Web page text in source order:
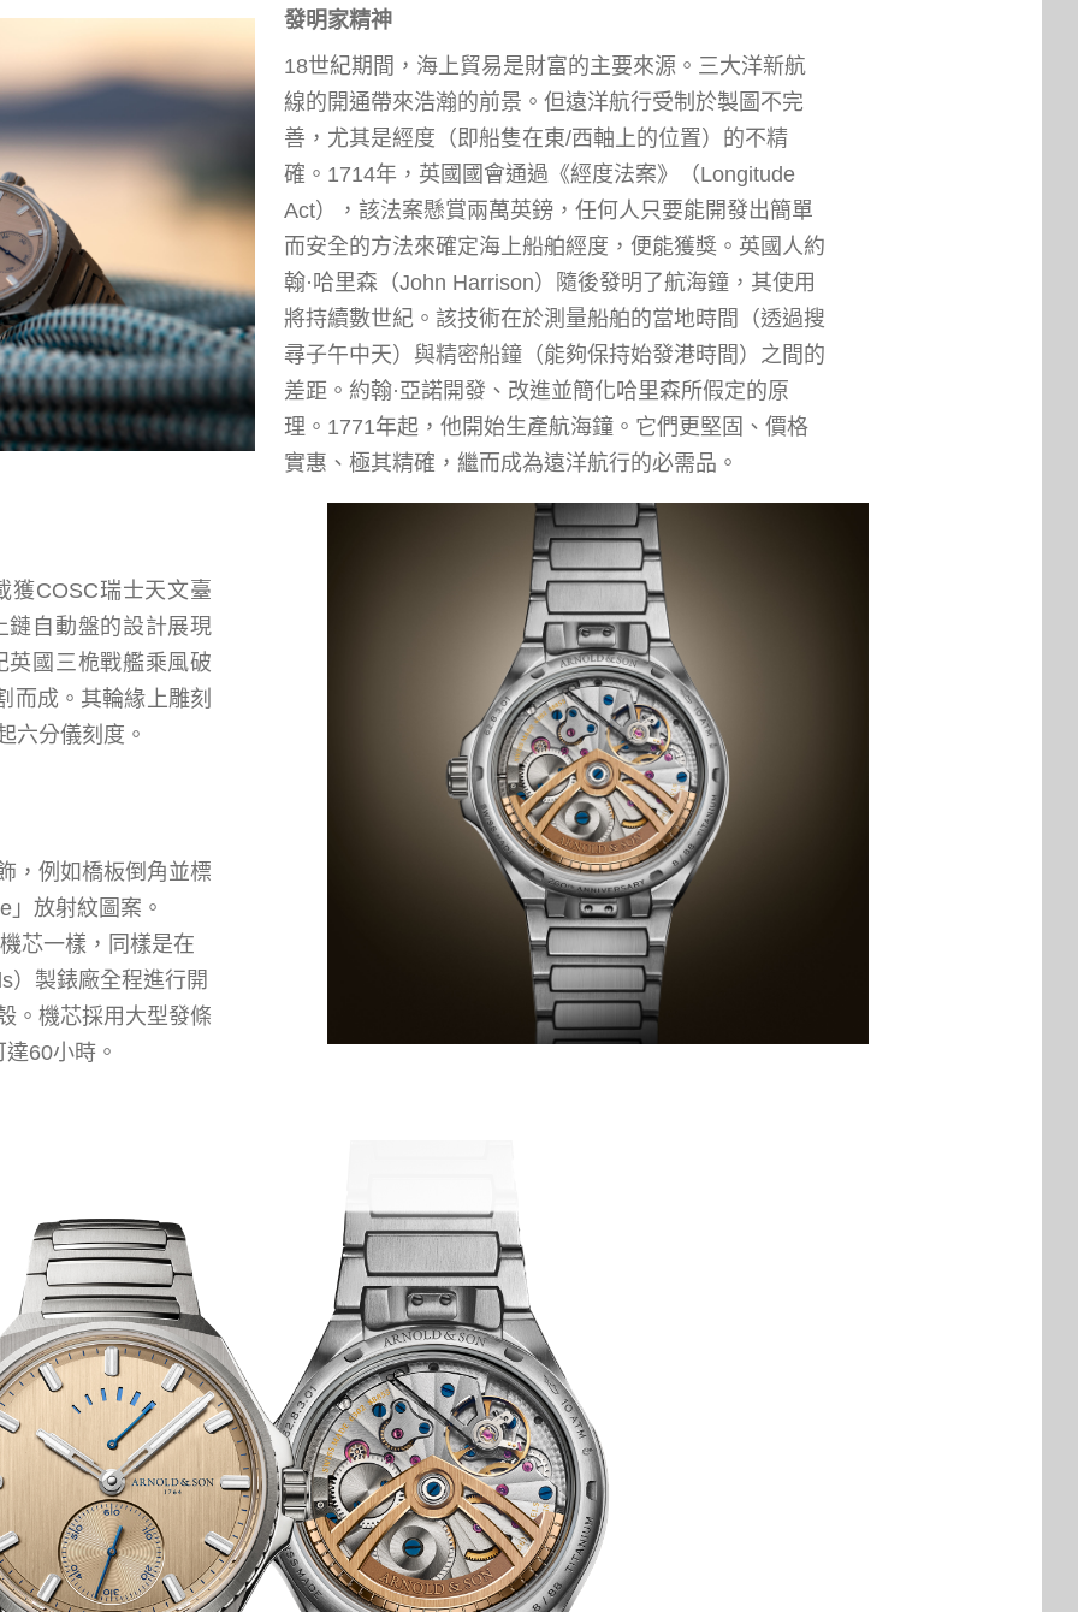
發明家精神
18世紀期間，海上貿易是財富的主要來源。三大洋新航
線的開通帶來浩瀚的前景。但遠洋航行受制於製圖不完
善，尤其是經度（即船隻在東/西軸上的位置）的不精
確。1714年，英國國會通過《經度法案》（Longitude
Act），該法案懸賞兩萬英鎊，任何人只要能開發出簡單
而安全的方法來確定海上船舶經度，便能獲獎。英國人約
翰·哈里森（John Harrison）隨後發明了航海鐘，其使用
將持續數世紀。該技術在於測量船舶的當地時間（透過搜
尋子午中天）與精密船鐘（能夠保持始發港時間）之間的
差距。約翰·亞諾開發、改進並簡化哈里森所假定的原
理。1771年起，他開始生產航海鐘。它們更堅固、價格
實惠、極其精確，繼而成為遠洋航行的必需品。
獲COSC瑞士天文臺
鏈自動盤的設計展現
英國三桅戰艦乘風破
而成。其輪緣上雕刻
六分儀刻度。
，例如橋板倒角並標
放射紋圖案。
芯一樣，同樣是在
）製錶廠全程進行開
。機芯採用大型發條
60小時。